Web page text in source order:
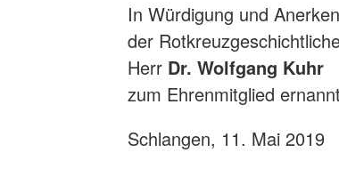
In Würdigung und
der
Herr Dr. Wolfgang Kuhr
zum Ehrenmitglied
Schlangen, 11. Mai 2019